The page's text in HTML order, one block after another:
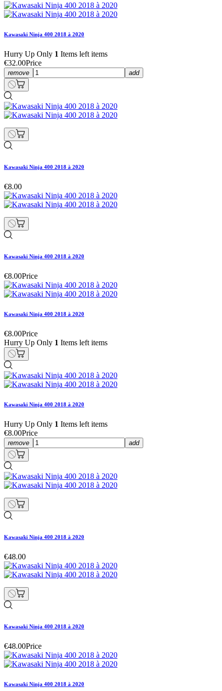
Kawasaki Ninja 400 2018 à 2020
Hurry Up Only 1 Items left items
€32.00Price
remove add
Kawasaki Ninja 400 2018 à 2020
€8.00
Kawasaki Ninja 400 2018 à 2020
€8.00Price
Kawasaki Ninja 400 2018 à 2020
€8.00Price
Hurry Up Only 1 Items left items
Kawasaki Ninja 400 2018 à 2020
Hurry Up Only 1 Items left items
€8.00Price
remove add
Kawasaki Ninja 400 2018 à 2020
€48.00
Kawasaki Ninja 400 2018 à 2020
€48.00Price
Kawasaki Ninja 400 2018 à 2020